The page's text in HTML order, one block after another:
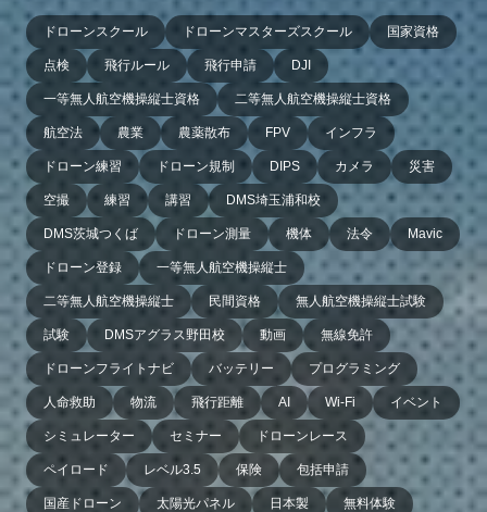
ドローンスクール ドローンマスターズスクール 国家資格
点検 飛行ルール 飛行申請 DJI
一等無人航空機操縦士資格 二等無人航空機操縦士資格
航空法 農業 農薬散布 FPV インフラ
ドローン練習 ドローン規制 DIPS カメラ 災害
空撮 練習 講習 DMS埼玉浦和校
DMS茨城つくば ドローン測量 機体 法令 Mavic
ドローン登録 一等無人航空機操縦士
二等無人航空機操縦士 民間資格 無人航空機操縦士試験
試験 DMSアグラス野田校 動画 無線免許
ドローンフライトナビ バッテリー プログラミング
人命救助 物流 飛行距離 AI Wi-Fi イベント
シミュレーター セミナー ドローンレース
ペイロード レベル3.5 保険 包括申請
国産ドローン 太陽光パネル 日本製 無料体験